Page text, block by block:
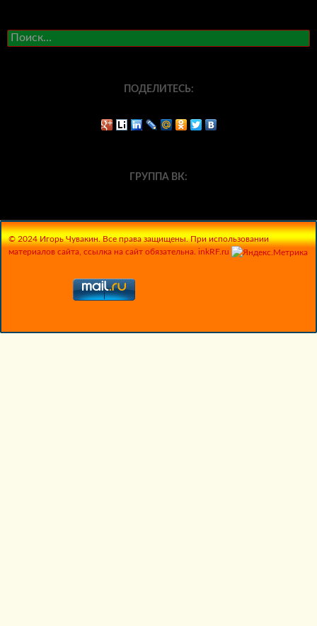
Найти:
ПОДЕЛИТЕСЬ:
ГРУППА ВК:
© 2024 Игорь Чувакин. Все права защищены. При использовании
материалов сайта, ссылка на сайт обязательна. inkRF.ru